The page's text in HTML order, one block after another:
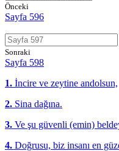
Önceki
Sayfa 596
Sonraki
Sayfa 598
1. İncire ve zeytine andolsun,
2. Sina dağına.
3. Ve şu güvenli (emin)
4. Doğrusu, biz insanı en